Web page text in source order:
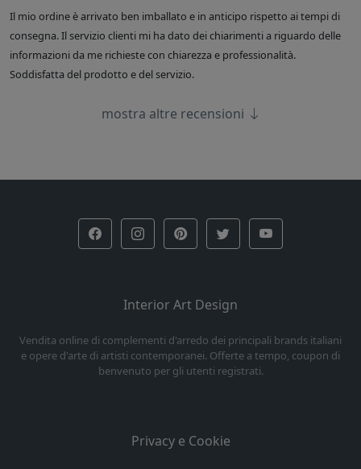
Il mio ordine è arrivato ben imballato e in anticipo rispetto ai tempi di
consegna. Il servizio clienti mi ha dato dei chiarimenti a riguardo delle
informazioni da me richieste con chiarezza e professionalità.
Soddisfatta del prodotto e del servizio.
mostra altre recensioni
Interior Art Design
Vendita online di complementi d'arredo dei principali brands italiani
e opere d'arte di artisti contemporanei. Offerte a tempo, coupon di
benvenuto per gli utenti registrati.
Privacy e Cookie